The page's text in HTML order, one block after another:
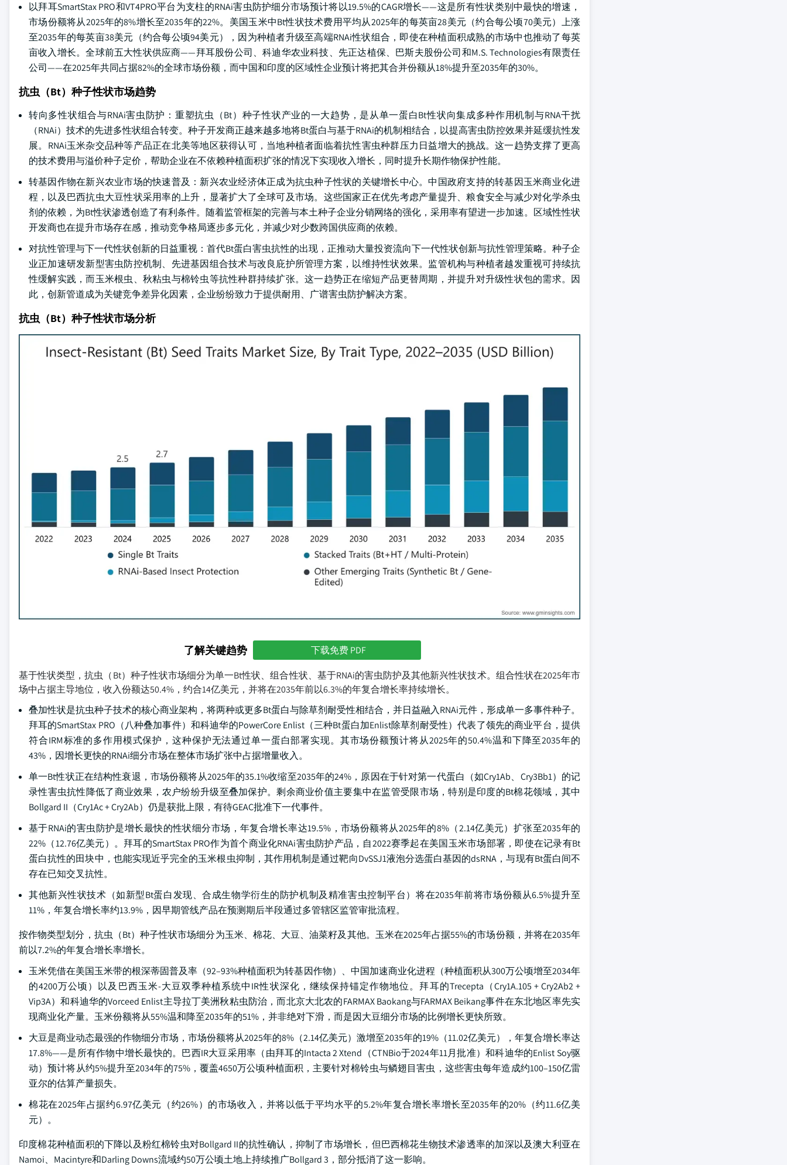
以拜耳SmartStax PRO和VT4PRO平台为支柱的RNAi害虫防护细分市场预计将以19.5%的CAGR增长——这是所有性状类别中最快的增速，
市场份额将从2025年的8%增长至2035年的22%。美国玉米中Bt性状技术费用平均从2025年的每英亩28美元（约合每公顷70美元）上涨
至2035年的每英亩38美元（约合每公顷94美元），因为种植者升级至高端RNAi性状组合，即使在种植面积成熟的市场中也推动了每英
亩收入增长。全球前五大性状供应商——拜耳股份公司、科迪华农业科技、先正达植保、巴斯夫股份公司和M.S. Technologies有限责任
公司——在2025年共同占据82%的全球市场份额，而中国和印度的区域性企业预计将把其合并份额从18%提升至2035年的30%。
抗虫（Bt）种子性状市场趋势
转向多性状组合与RNAi害虫防护：重塑抗虫（Bt）种子性状产业的一大趋势，是从单一蛋白Bt性状向集成多种作用机制与RNA干扰
（RNAi）技术的先进多性状组合转变。种子开发商正越来越多地将Bt蛋白与基于RNAi的机制相结合，以提高害虫防控效果并延缓抗性发
展。RNAi玉米杂交品种等产品正在北美等地区获得认可，当地种植者面临着抗性害虫种群压力日益增大的挑战。这一趋势支撑了更高
的技术费用与溢价种子定价，帮助企业在不依赖种植面积扩张的情况下实现收入增长，同时提升长期作物保护性能。
转基因作物在新兴农业市场的快速普及：新兴农业经济体正成为抗虫种子性状的关键增长中心。中国政府支持的转基因玉米商业化进
程，以及巴西抗虫大豆性状采用率的上升，显著扩大了全球可及市场。这些国家正在优先考虑产量提升、粮食安全与减少对化学杀虫
剂的依赖，为Bt性状渗透创造了有利条件。随着监管框架的完善与本土种子企业分销网络的强化，采用率有望进一步加速。区域性性状
开发商也在提升市场存在感，推动竞争格局逐步多元化，并减少对少数跨国供应商的依赖。
对抗性管理与下一代性状创新的日益重视：首代Bt蛋白害虫抗性的出现，正推动大量投资流向下一代性状创新与抗性管理策略。种子企
业正加速研发新型害虫防控机制、先进基因组合技术与改良庇护所管理方案，以维持性状效果。监管机构与种植者越发重视可持续抗
性缓解实践，而玉米根虫、秋粘虫与棉铃虫等抗性种群持续扩张。这一趋势正在缩短产品更替周期，并提升对升级性状包的需求。因
此，创新管道成为关键竞争差异化因素，企业纷纷致力于提供耐用、广谱害虫防护解决方案。
抗虫（Bt）种子性状市场分析
了解关键趋势 下载免费 PDF
基于性状类型，抗虫（Bt）种子性状市场细分为单一Bt性状、组合性状、基于RNAi的害虫防护及其他新兴性状技术。组合性状在2025年市
场中占据主导地位，收入份额达50.4%，约合14亿美元，并将在2035年前以6.3%的年复合增长率持续增长。
叠加性状是抗虫种子技术的核心商业架构，将两种或更多Bt蛋白与除草剂耐受性相结合，并日益融入RNAi元件，形成单一多事件种子。
拜耳的SmartStax PRO（八种叠加事件）和科迪华的PowerCore Enlist（三种Bt蛋白加Enlist除草剂耐受性）代表了领先的商业平台，提供
符合IRM标准的多作用模式保护，这种保护无法通过单一蛋白部署实现。其市场份额预计将从2025年的50.4%温和下降至2035年的
43%，因增长更快的RNAi细分市场在整体市场扩张中占据增量收入。
单一Bt性状正在结构性衰退，市场份额将从2025年的35.1%收缩至2035年的24%，原因在于针对第一代蛋白（如Cry1Ab、Cry3Bb1）的记
录性害虫抗性降低了商业效果，农户纷纷升级至叠加保护。剩余商业价值主要集中在监管受限市场，特别是印度的Bt棉花领域，其中
Bollgard II（Cry1Ac + Cry2Ab）仍是获批上限，有待GEAC批准下一代事件。
基于RNAi的害虫防护是增长最快的性状细分市场，年复合增长率达19.5%，市场份额将从2025年的8%（2.14亿美元）扩张至2035年的
22%（12.76亿美元）。拜耳的SmartStax PRO作为首个商业化RNAi害虫防护产品，自2022赛季起在美国玉米市场部署，即使在记录有Bt
蛋白抗性的田块中，也能实现近乎完全的玉米根虫抑制，其作用机制是通过靶向DvSSJ1液泡分选蛋白基因的dsRNA，与现有Bt蛋白间不
存在已知交叉抗性。
其他新兴性状技术（如新型Bt蛋白发现、合成生物学衍生的防护机制及精准害虫控制平台）将在2035年前将市场份额从6.5%提升至
11%，年复合增长率约13.9%，因早期管线产品在预测期后半段通过多管辖区监管审批流程。
按作物类型划分，抗虫（Bt）种子性状市场细分为玉米、棉花、大豆、油菜籽及其他。玉米在2025年占据55%的市场份额，并将在2035年
前以7.2%的年复合增长率增长。
玉米凭借在美国玉米带的根深蒂固普及率（92–93%种植面积为转基因作物）、中国加速商业化进程（种植面积从300万公顷增至2034年
的4200万公顷）以及巴西玉米-大豆双季种植系统中IR性状深化，继续保持锚定作物地位。拜耳的Trecepta（Cry1A.105 + Cry2Ab2 +
Vip3A）和科迪华的Vorceed Enlist主导拉丁美洲秋粘虫防治，而北京大北农的FARMAX Baokang与FARMAX Beikang事件在东北地区率先实
现商业化产量。玉米份额将从55%温和降至2035年的51%，并非绝对下滑，而是因大豆细分市场的比例增长更快所致。
大豆是商业动态最强的作物细分市场，市场份额将从2025年的8%（2.14亿美元）激增至2035年的19%（11.02亿美元），年复合增长率达
17.8%——是所有作物中增长最快的。巴西IR大豆采用率（由拜耳的Intacta 2 Xtend（CTNBio于2024年11月批准）和科迪华的Enlist Soy驱
动）预计将从约5%提升至2034年的75%，覆盖4650万公顷种植面积，主要针对棉铃虫与鳞翅目害虫，这些害虫每年造成约100–150亿雷
亚尔的估算产量损失。
棉花在2025年占据约6.97亿美元（约26%）的市场收入，并将以低于平均水平的5.2%年复合增长率增长至2035年的20%（约11.6亿美
元）。
印度棉花种植面积的下降以及粉红棉铃虫对Bollgard II的抗性确认，抑制了市场增长，但巴西棉花生物技术渗透率的加深以及澳大利亚在
Namoi、Macintyre和Darling Downs流域约50万公顷土地上持续推广Bollgard 3，部分抵消了这一影响。